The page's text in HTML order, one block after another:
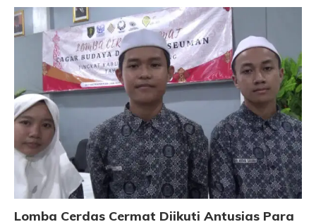
Lomba Cerdas Cermat Diikuti Antusias Para